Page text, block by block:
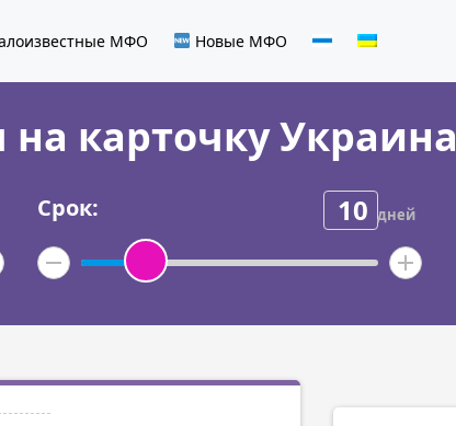
МФО Новые МФО
карточку Украина
дней
Срок: